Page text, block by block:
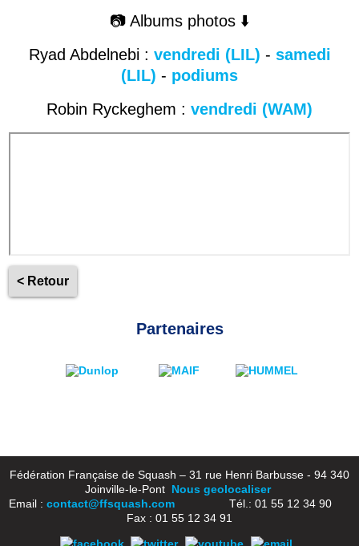
📷 Albums photos ⬇️
Ryad Abdelnebi : vendredi (LIL) - samedi
(LIL) - podiums
Robin Ryckeghem : vendredi (WAM)
< Retour
Partenaires
Fédération Française de Squash – 31 rue Henri Barbusse - 94 340
Joinville-le-Pont Nous geolocaliser
Email : contact@ffsquash.comTél.: 01 55 12 34 90
Fax : 01 55 12 34 91